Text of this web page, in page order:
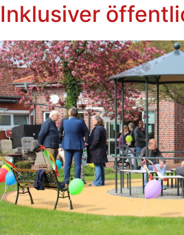
Inklusiver